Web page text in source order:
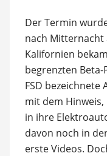
Der Termin
nach Mitternacht
Kalifornien
begrenzten
FSD bezeichnete
mit dem Hinweis,
in ihre
davon noch in
erste Videos.